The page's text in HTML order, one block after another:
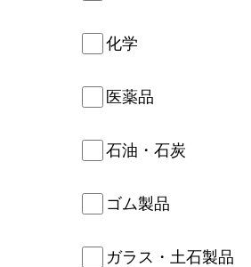
化学
医薬品
石油・石炭
ゴム製品
ガラス・土石製品